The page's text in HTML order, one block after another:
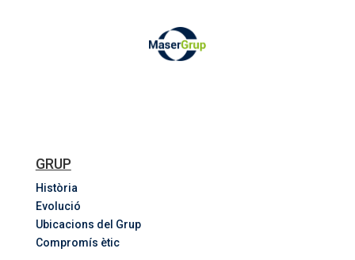
GRUP
Història
Evolució
Ubicacions del Grup
Compromís ètic